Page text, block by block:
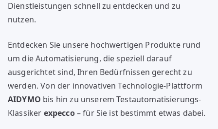
Dienstleistungen schnell zu entdecken und zu
nutzen.
Entdecken Sie unsere hochwertigen Produkte rund
um die Automatisierung, die speziell darauf
ausgerichtet sind, Ihren Bedürfnissen gerecht zu
werden. Von der innovativen Technologie-Plattform
AIDYMO bis hin zu unserem Testautomatisierungs-
Klassiker expecco– für Sie ist bestimmt etwas dabei.